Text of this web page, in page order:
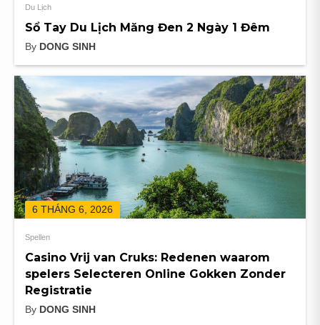
Du Lịch
Sổ Tay Du Lịch Măng Đen 2 Ngày 1 Đêm
By DONG SINH
6 THÁNG 6, 2026
Spellen
Casino Vrij van Cruks: Redenen waarom
spelers Selecteren Online Gokken Zonder
Registratie
By DONG SINH